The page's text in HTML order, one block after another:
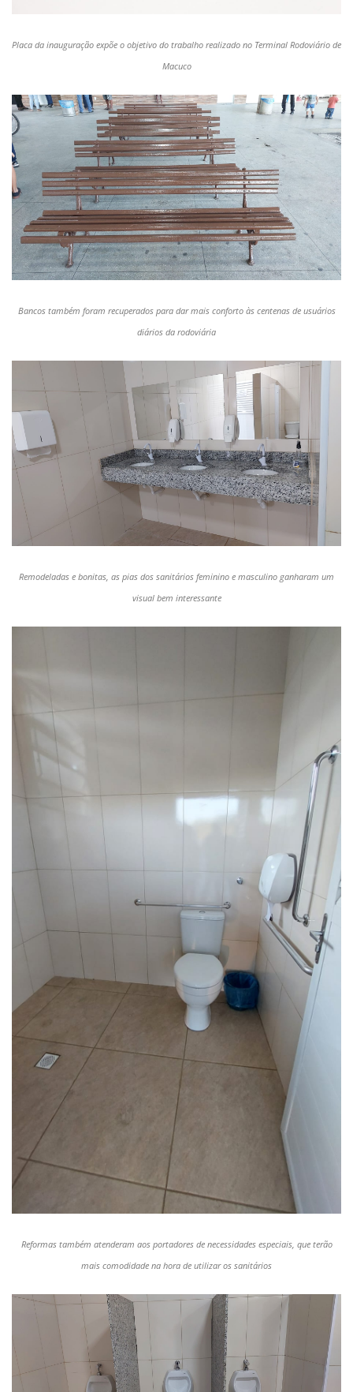
Placa da inauguração expõe o objetivo do trabalho realizado no Terminal Rodoviário de
Macuco
Bancos também foram recuperados para dar mais conforto às centenas de usuários
diários da rodoviária
Remodeladas e bonitas, as pias dos sanitários feminino e masculino ganharam um
visual bem interessante
Reformas também atenderam aos portadores de necessidades especiais, que terão
mais comodidade na hora de utilizar os sanitários